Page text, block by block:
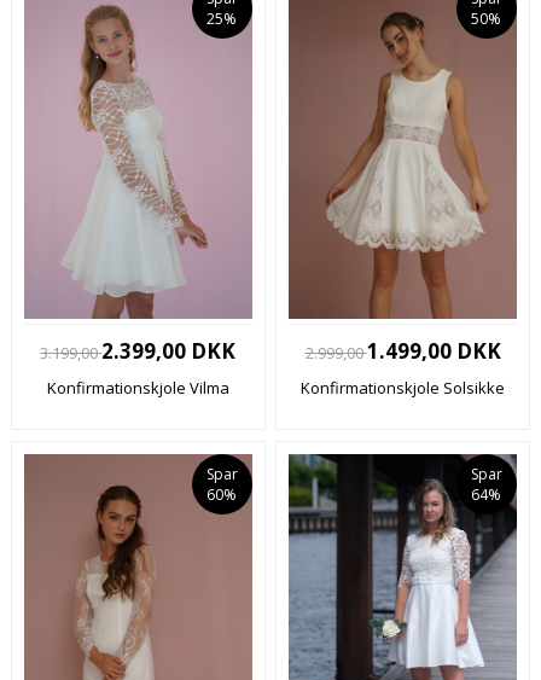
25%
3.199,002.399,00 DKK
Konfirmationskjole Vilma
50%
2.999,001.499,00 DKK
Konfirmationskjole Solsikke
Spar
60%
Spar
64%